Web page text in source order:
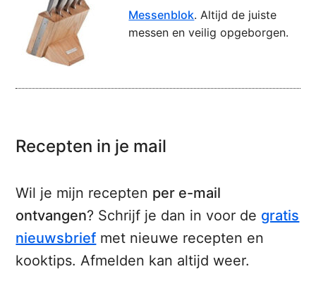
Messenblok. Altijd de juiste
messen en veilig opgeborgen.
Recepten in je mail
Wil je mijn recepten per e-mail
ontvangen? Schrijf je dan in voor de gratis
nieuwsbrief met nieuwe recepten en
kooktips. Afmelden kan altijd weer.